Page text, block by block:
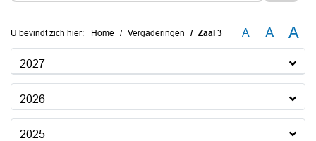
U bevindt zich hier: Home Vergaderingen Zaal 3 A A A
2027
2026
2025